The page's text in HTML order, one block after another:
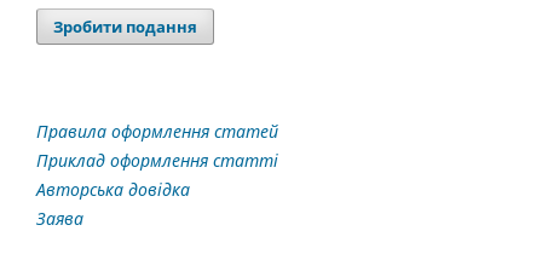
Зробити подання
Правила оформлення статей
Приклад оформлення статті
Авторська довідка
Заява